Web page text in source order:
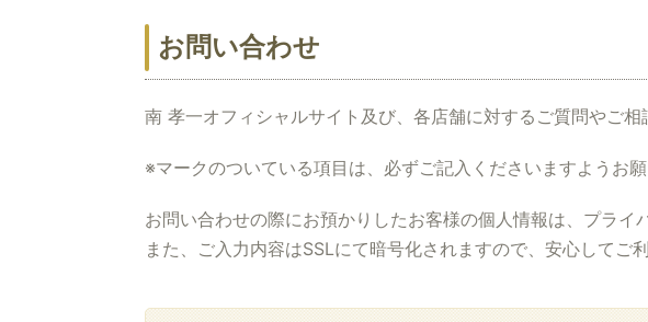
お問い合わせ
南 孝一オフィシャルサイト及び、各店舗に対するご質問やご
※マークのついている項目は、必ずご記入くださいますようお願
お問い合わせの際にお預かりしたお客様の個人情報は、プラ
また、ご入力内容はSSLにて暗号化されますので、安心してご利